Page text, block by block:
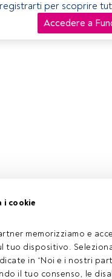
i cookie
memorizziamo e
tuo dispositivo.
in “Noi e i nostri
il tuo consenso, le
per scoprire
Accedere a